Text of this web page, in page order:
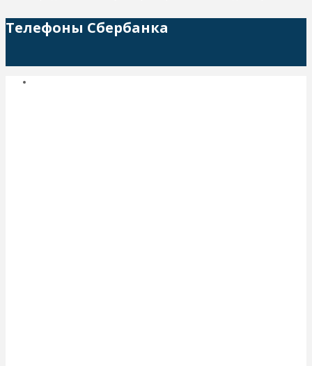
Телефоны Сбербанка